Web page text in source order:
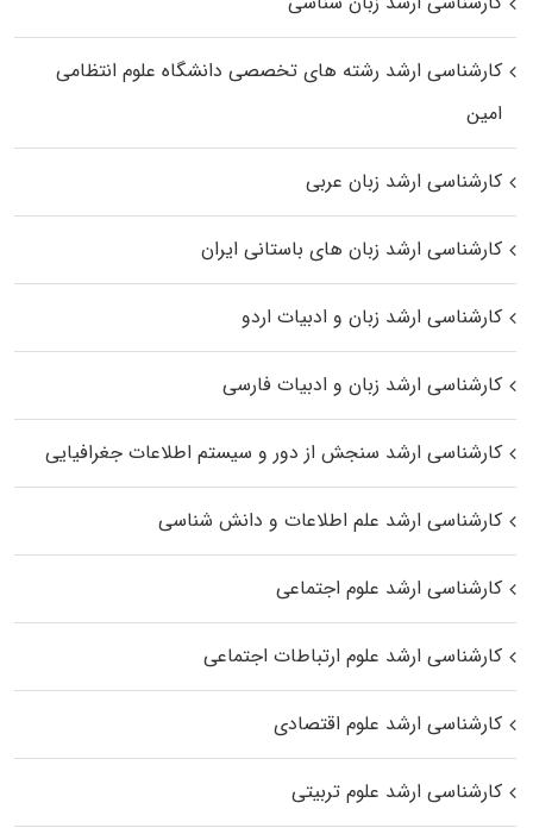
کارشناسی ارشد رﺷﺘﻪ ﻫﺎی تخصصی داﻧﺸﮕﺎه ﻋﻠﻮم انتظامی
اﻣﻴﻦ
کارشناسی ارشد زبان عربی
کارشناسی ارشد زبان‌ های باستانی ایران
کارشناسی ارشد زبان و ادبیات اردو
کارشناسی ارشد زبان و ادبیات فارسی
کارشناسی ارشد سنجش از دور و سیستم اطلاعات جغرافیایی
کارشناسی ارشد علم اطلاعات و دانش شناسی
کارشناسی ارشد علوم اجتماعی
کارشناسی ارشد علوم ارتباطات اجتماعی
کارشناسی ارشد علوم اقتصادی
کارشناسی ارشد علوم تربیتی